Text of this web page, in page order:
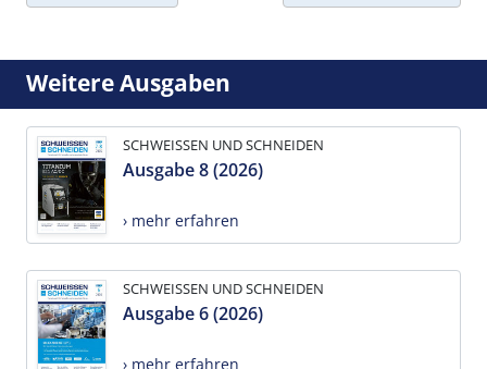
Weitere Ausgaben
SCHWEISSEN UND SCHNEIDEN
Ausgabe 8 (2026)
› mehr erfahren
SCHWEISSEN UND SCHNEIDEN
Ausgabe 6 (2026)
› mehr erfahren